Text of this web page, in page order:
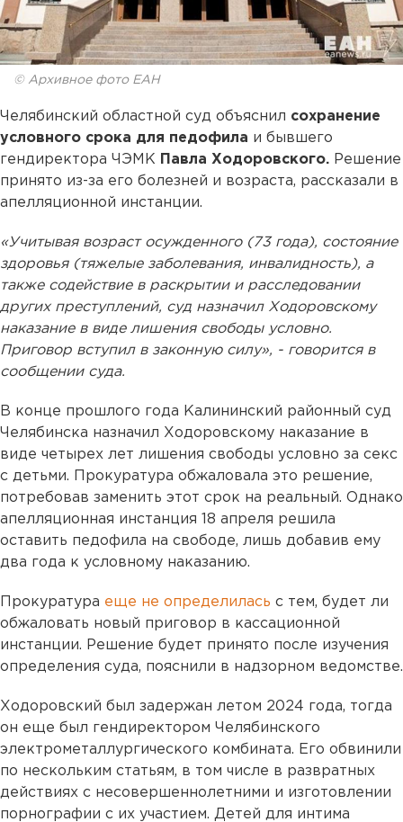
© Архивное фото ЕАН
Челябинский областной суд объяснил сохранение
условного срока для педофила и бывшего
гендиректора ЧЭМК
Павла Ходоровского. Решение
принято из-за его болезней и возраста, рассказали в
апелляционной инстанции.
«Учитывая возраст осужденного (73 года), состояние
здоровья (тяжелые заболевания, инвалидность), а
также содействие в раскрытии и расследовании
других преступлений, суд назначил Ходоровскому
наказание в виде лишения свободы условно.
Приговор вступил в законную силу», - говорится в
сообщении суда.
В конце прошлого года Калининский районный суд
Челябинска назначил Ходоровскому наказание в
виде четырех лет лишения свободы условно за секс
с детьми. Прокуратура обжаловала это решение,
потребовав заменить этот срок на реальный. Однако
апелляционная инстанция 18 апреля решила
оставить педофила на свободе, лишь добавив ему
два года к условному наказанию.
Прокуратура еще не определилась с тем, будет ли
обжаловать новый приговор в кассационной
инстанции. Решение будет принято после изучения
определения суда, пояснили в надзорном ведомстве.
Ходоровский был задержан летом 2024 года, тогда
он еще был гендиректором Челябинского
электрометаллургического комбината. Его обвинили
по нескольким статьям, в том числе в развратных
действиях с несовершеннолетними и изготовлении
порнографии с их участием. Детей для интима